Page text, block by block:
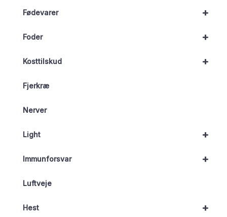
+
Fødevarer
+
Foder
+
Kosttilskud
Fjerkræ
Nerver
+
Light
+
Immunforsvar
Luftveje
+
Hest